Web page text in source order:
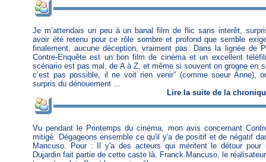
Je m’attendais un peu à un banal film de flic sans interêt,
avoir été retenu pour ce rôle sombre et profond que semble
finalement, aucune déception, vraiment pas. Dans la lignée de
Contre-Enquête est un bon film de cinéma et un excellent
scénario est pas mal, de A à Z, et même si souvent on grogne en
c’est pas possible, il ne voit rien venir” (comme soeur Anne),
surpris du dénouement ...
Lire la suite de la
Vu pendant le Printemps du cinéma, mon avis concernant
mitigé. Dégageons ensemble ce qu'il y'a de positif et de négatif
Mancuso. Pour : Il y'a des acteurs qui méritent le détour
Dujardin fait partie de cette caste là. Franck Mancuso, le